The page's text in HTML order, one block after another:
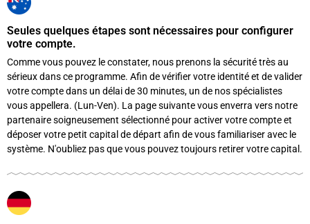
Seules quelques étapes sont nécessaires pour configurer
votre compte.
Comme vous pouvez le constater, nous prenons la sécurité très au
sérieux dans ce programme. Afin de vérifier votre identité et de valider
votre compte dans un délai de 30 minutes, un de nos spécialistes
vous appellera. (Lun-Ven). La page suivante vous enverra vers notre
partenaire soigneusement sélectionné pour activer votre compte et
déposer votre petit capital de départ afin de vous familiariser avec le
système. N'oubliez pas que vous pouvez toujours retirer votre capital.